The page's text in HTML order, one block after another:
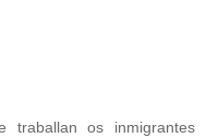
traballan os inmigrantes